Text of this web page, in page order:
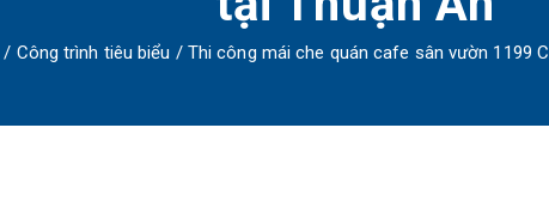
/ Công trình tiêu biểu / Thi công mái che quán cafe sân vườn 1199